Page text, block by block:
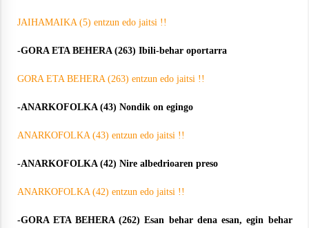
JAIHAMAIKA (5) entzun edo jaitsi !!
-GORA ETA BEHERA (263) Ibili-behar oportarra
GORA ETA BEHERA (263) entzun edo jaitsi !!
-ANARKOFOLKA (43) Nondik on egingo
ANARKOFOLKA (43) entzun edo jaitsi !!
-ANARKOFOLKA (42) Nire albedrioaren preso
ANARKOFOLKA (42) entzun edo jaitsi !!
-GORA ETA BEHERA (262) Esan behar dena esan, egin behar